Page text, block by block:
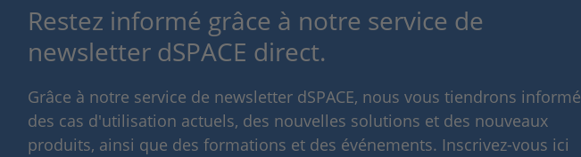
Restez informé grâce à notre service de
newsletter dSPACE direct.
Grâce à notre service de newsletter dSPACE, nous vous tiendrons informé
des cas d'utilisation actuels, des nouvelles solutions et des nouveaux
produits, ainsi que des formations et des événements. Inscrivez-vous ici